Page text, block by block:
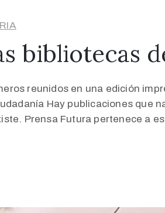
bibliotecas
reunidos en una edición
Hay publicaciones que
Prensa Futura pertenece a